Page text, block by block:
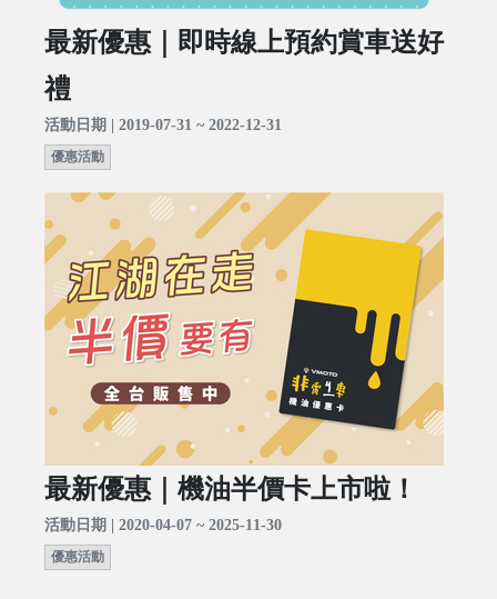
最新優惠｜即時線上預約賞車送好
禮
活動日期 | 2019-07-31 ~ 2022-12-31
優惠活動
最新優惠｜機油半價卡上市啦！
活動日期 | 2020-04-07 ~ 2025-11-30
優惠活動